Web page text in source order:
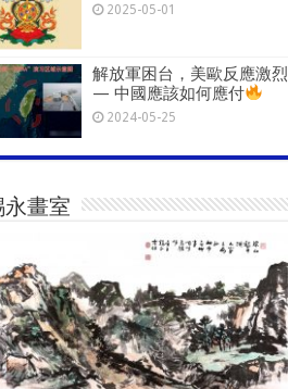
2025-05-01
解放軍困台，美歐反應激烈
— 中國應該如何應付
2024-05-25
永畫室